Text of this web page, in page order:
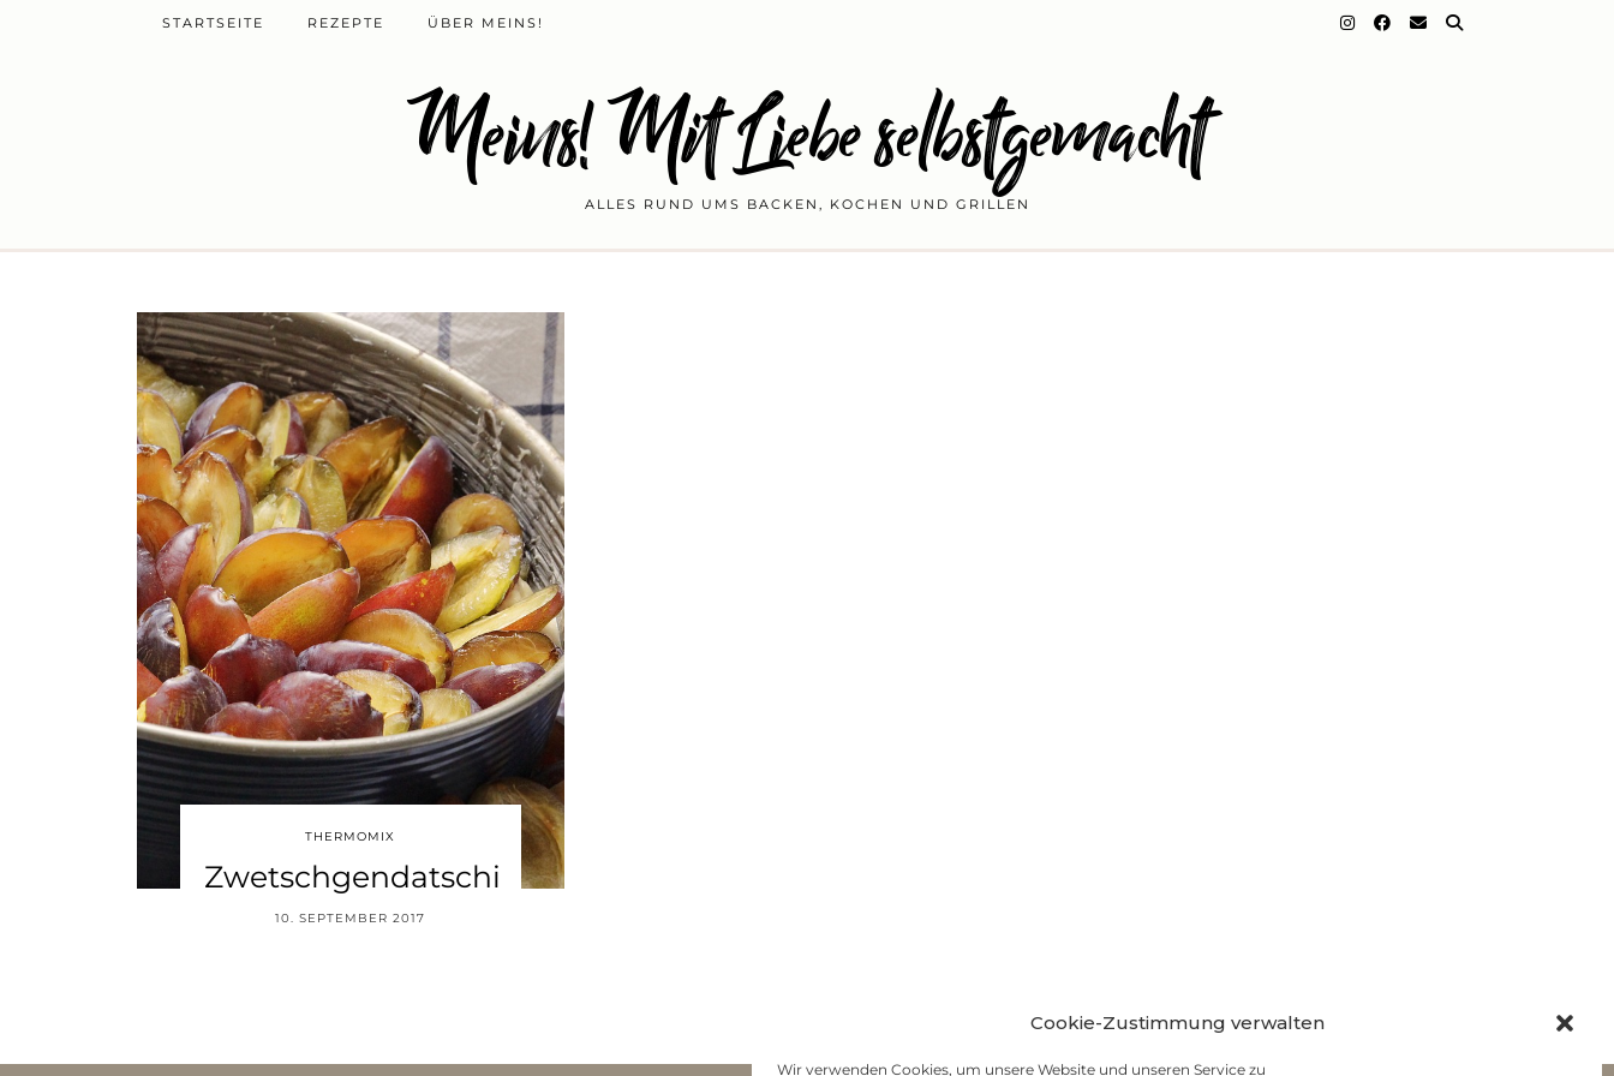
Cookie-Zustimmung verwalten
Wir verwenden Cookies, um unsere Website und unseren Service zu
Meins! Mit Liebe selbstgemacht
ALLES RUND UMS BACKEN, KOCHEN UND GRILLEN
STARTSEITE REZEPTE ÜBER MEINS!
THERMOMIX
Zwetschgendatschi
10. SEPTEMBER 2017